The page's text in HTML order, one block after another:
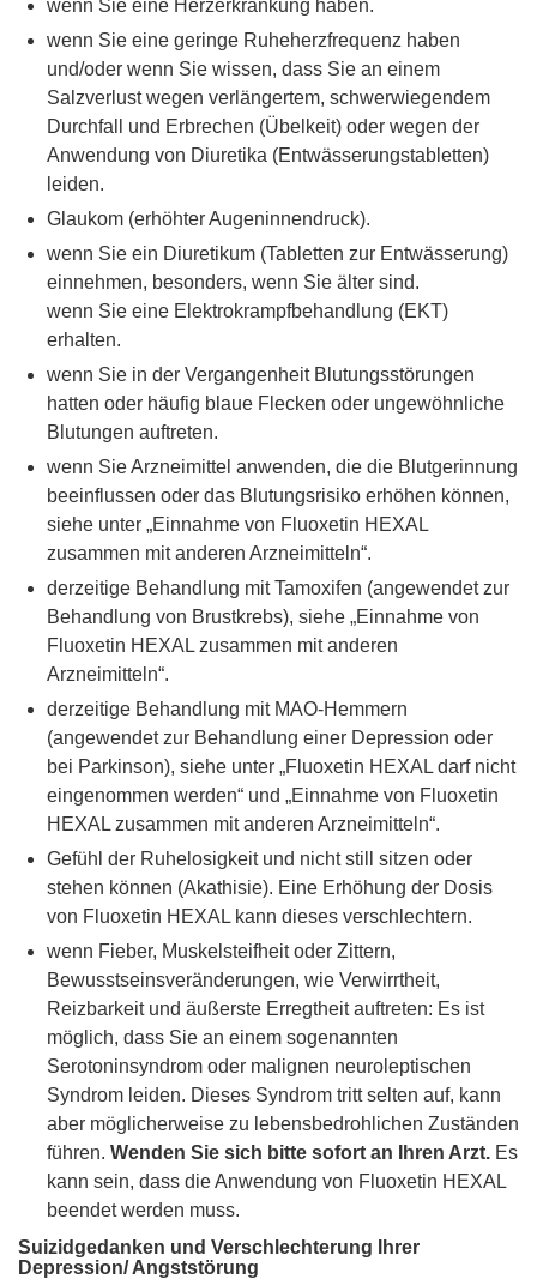
wenn Sie eine Herzerkrankung haben.
wenn Sie eine geringe Ruheherzfrequenz haben
und/oder wenn Sie wissen, dass Sie an einem
Salzverlust wegen verlängertem, schwerwiegendem
Durchfall und Erbrechen (Übelkeit) oder wegen der
Anwendung von Diuretika (Entwässerungstabletten)
leiden.
Glaukom (erhöhter Augeninnendruck).
wenn Sie ein Diuretikum (Tabletten zur Entwässerung)
einnehmen, besonders, wenn Sie älter sind.
wenn Sie eine Elektrokrampfbehandlung (EKT)
erhalten.
wenn Sie in der Vergangenheit Blutungsstörungen
hatten oder häufig blaue Flecken oder ungewöhnliche
Blutungen auftreten.
wenn Sie Arzneimittel anwenden, die die Blutgerinnung
beeinflussen oder das Blutungsrisiko erhöhen können,
siehe unter „Einnahme von Fluoxetin HEXAL
zusammen mit anderen Arzneimitteln“.
derzeitige Behandlung mit Tamoxifen (angewendet zur
Behandlung von Brustkrebs), siehe „Einnahme von
Fluoxetin HEXAL zusammen mit anderen
Arzneimitteln“.
derzeitige Behandlung mit MAO-Hemmern
(angewendet zur Behandlung einer Depression oder
bei Parkinson), siehe unter „Fluoxetin HEXAL darf nicht
eingenommen werden“ und „Einnahme von Fluoxetin
HEXAL zusammen mit anderen Arzneimitteln“.
Gefühl der Ruhelosigkeit und nicht still sitzen oder
stehen können (Akathisie). Eine Erhöhung der Dosis
von Fluoxetin HEXAL kann dieses verschlechtern.
wenn Fieber, Muskelsteifheit oder Zittern,
Bewusstseinsveränderungen, wie Verwirrtheit,
Reizbarkeit und äußerste Erregtheit auftreten: Es ist
möglich, dass Sie an einem sogenannten
Serotoninsyndrom oder malignen neuroleptischen
Syndrom leiden. Dieses Syndrom tritt selten auf, kann
aber möglicherweise zu lebensbedrohlichen Zuständen
führen. Wenden Sie sich bitte sofort an Ihren Arzt. Es
kann sein, dass die Anwendung von Fluoxetin HEXAL
beendet werden muss.
Suizidgedanken und Verschlechterung Ihrer
Depression/ Angststörung